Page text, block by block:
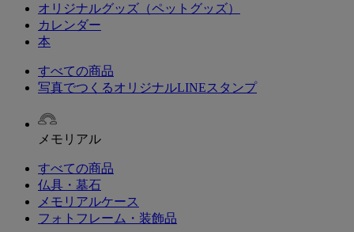
オリジナルグッズ（ペットグッズ）
カレンダー
本
すべての商品
写真でつくるオリジナルLINEスタンプ
メモリアル
すべての商品
仏具・墓石
メモリアルケース
フォトフレーム・装飾品